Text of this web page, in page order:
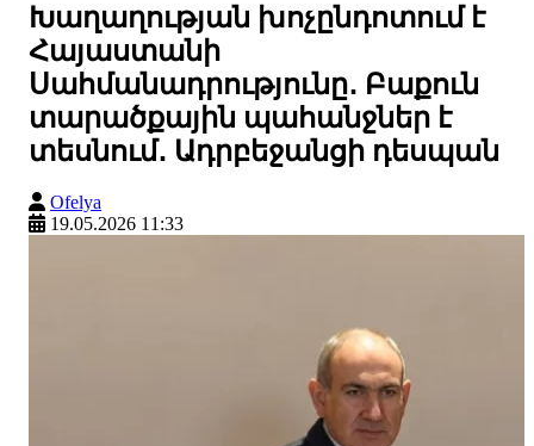
Խաղաղության խոչընդոտում է
Հայաստանի
Սահմանադրությունը․ Բաքուն
տարածքային պահանջներ է
տեսնում․ Ադրբեջանցի դեսպան
Ofelya
19.05.2026 11:33